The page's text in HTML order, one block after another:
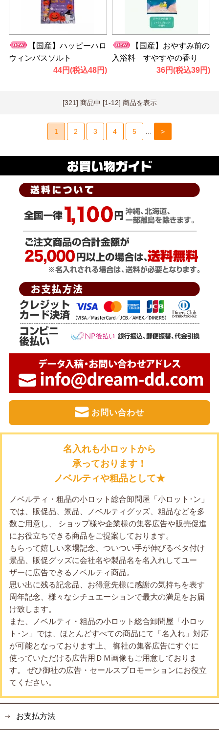
【国産】ハッピーハロ
ウィンバスソルト
44円(税込48円)
【国産】おやすみ前の
入浴料 すやすやの香り
36円(税込39円)
[321] 商品中 [1-12] 商品を表示
1 2 3 4 5 … >
お問い合わせ
名入れも小ロットから
承っております！
ノベルティや粗品として★
ノベルティ・粗品の小ロット総合卸問屋「小ロット･ン」
では、販促品、景品、ノベルティグッズ、粗品などを多
数ご用意し、 ショップ様や企業様の集客広告や販売促進
にお役立ちできる商品をご提案しております。
もらって嬉しい来場記念、ついつい手が伸びるベタ付け
景品、販促グッズに会社名や製品名を名入れしてユー
ザーに広告できるノベルティ商品。
思い出に残る記念品、お得意先様に感謝の気持ちを表す
周年記念、様々なシチュエーションで最大の満足をお届
け致します。
また、ノベルティ・粗品の小ロット総合卸問屋「小ロッ
ト･ン」では、ほとんどすべての商品にて「名入れ」対応
が可能となっております上、 御社の集客広告にすぐに
使っていただける広告用ＤＭ画像もご用意しておりま
す。 ぜひ御社の広告・セールスプロモーションにお役立
てください。
お支払方法